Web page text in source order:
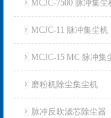
MCJC-7500 脉冲集尘
MCJC-11 脉冲集尘机
MCJC-15 MC 脉冲集
磨粉机除尘集尘机
脉冲反吹滤芯除尘器